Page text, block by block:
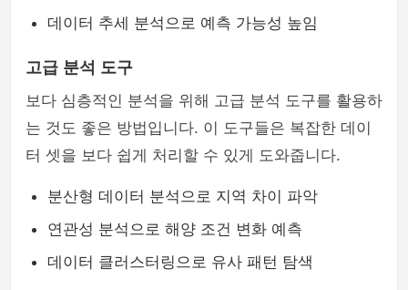
데이터 추세 분석으로 예측 가능성 높임
고급 분석 도구
보다 심층적인 분석을 위해 고급 분석 도구를 활용하
는 것도 좋은 방법입니다. 이 도구들은 복잡한 데이
터 셋을 보다 쉽게 처리할 수 있게 도와줍니다.
분산형 데이터 분석으로 지역 차이 파악
연관성 분석으로 해양 조건 변화 예측
데이터 클러스터링으로 유사 패턴 탐색